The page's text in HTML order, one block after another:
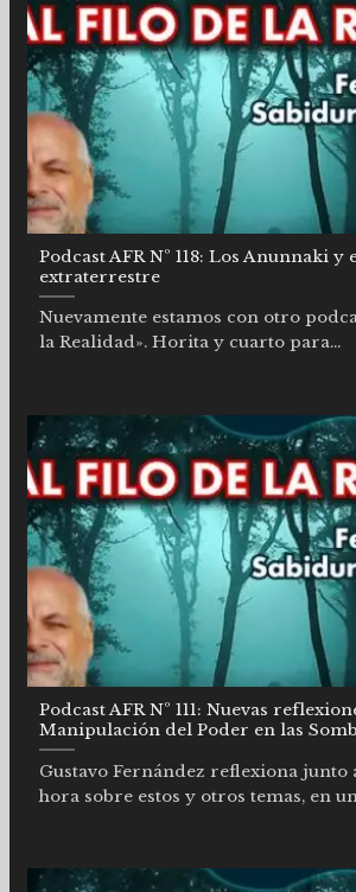
Podcast AFR Nº 118: Los Anunnaki y
extraterrestre
Nuevamente estamos con otro
la Realidad». Horita y cuarto para...
Podcast AFR Nº 111: Nuevas
Manipulación del Poder en las
Gustavo Fernández reflexiona junto
hora sobre estos y otros temas, en